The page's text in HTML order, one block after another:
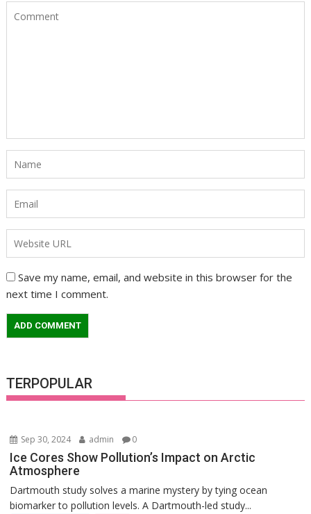
Save my name, email, and website in this browser for the
next time I comment.
TERPOPULAR
Sep 30, 2024 admin 0
Ice Cores Show Pollution’s Impact on Arctic
Atmosphere
Dartmouth study solves a marine mystery by tying ocean
biomarker to pollution levels. A Dartmouth-led study...